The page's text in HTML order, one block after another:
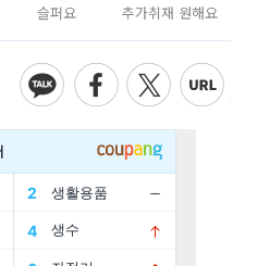
슬퍼요 추가취재 원해요